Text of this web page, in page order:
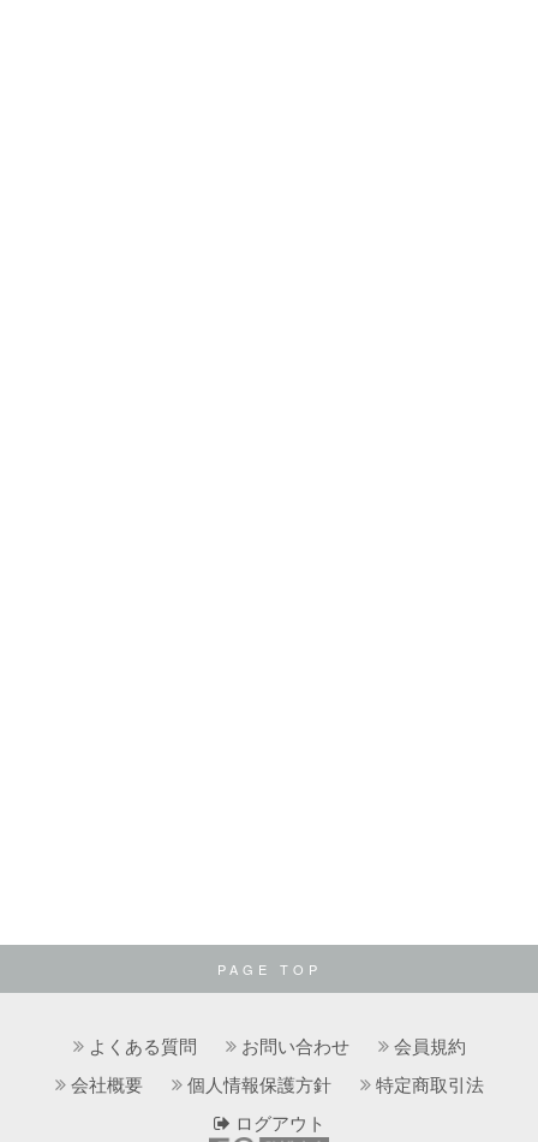
PAGE TOP
よくある質問 お問い合わせ
会員規約
会社概要
個人情報保護方針
特定商取引法
ログアウト